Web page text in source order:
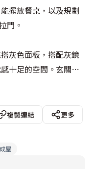
擺放餐桌，以及規劃
門。
灰色面板，搭配灰鏡
十足的空間。玄關處
、餐桌邊櫃及廚房冰
搭配木作，巧妙的將
放大整體玄關空間。
高深櫃、開放展示
複製連結
更多
屋